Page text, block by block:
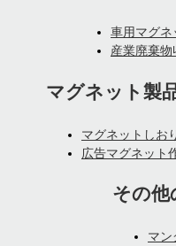
車用マグネ
産業廃棄
マグネット製
マグネットしお
広告マグネット
その他
マン